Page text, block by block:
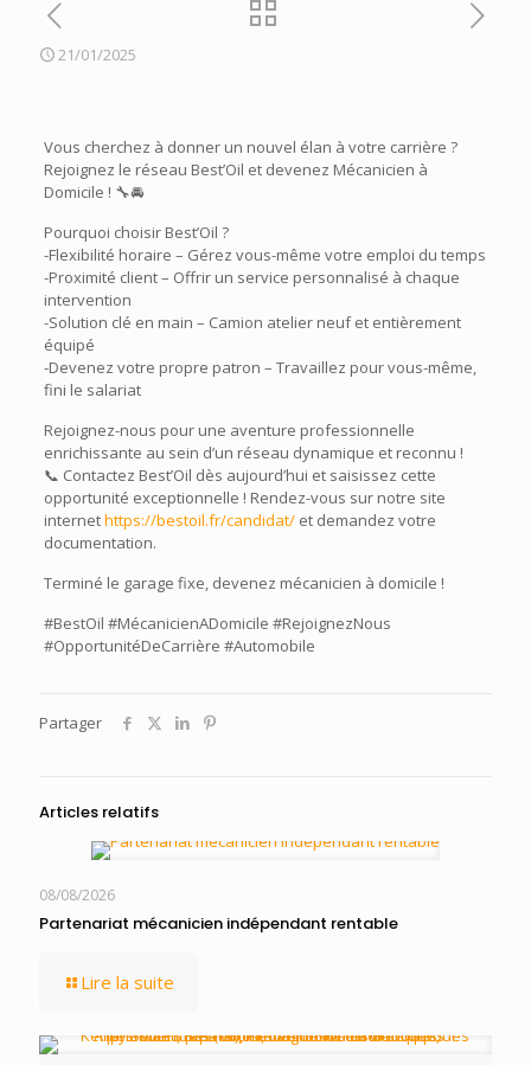
21/01/2025
Vous cherchez à donner un nouvel élan à votre carrière ?
Rejoignez le réseau Best’Oil et devenez Mécanicien à
Domicile ! 🔧🚘
Pourquoi choisir Best’Oil ?
-Flexibilité horaire – Gérez vous-même votre emploi du temps
-Proximité client – Offrir un service personnalisé à chaque
intervention
-Solution clé en main – Camion atelier neuf et entièrement
équipé
-Devenez votre propre patron – Travaillez pour vous-même,
fini le salariat
Rejoignez-nous pour une aventure professionnelle
enrichissante au sein d’un réseau dynamique et reconnu !
📞 Contactez Best’Oil dès aujourd’hui et saisissez cette
opportunité exceptionnelle ! Rendez-vous sur notre site
internethttps://bestoil.fr/candidat/et demandez votre
documentation.
Terminé le garage fixe, devenez mécanicien à domicile !
#BestOil #MécanicienADomicile #RejoignezNous
#OpportunitéDeCarrière #Automobile
Partager
Articles relatifs
08/08/2026
Partenariat mécanicien indépendant rentable
Lire la suite